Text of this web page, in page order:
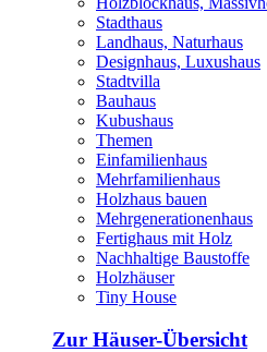
Stadthaus
Landhaus, Naturhaus
Designhaus, Luxushaus
Stadtvilla
Bauhaus
Kubushaus
Themen
Einfamilienhaus
Mehrfamilienhaus
Holzhaus bauen
Mehrgenerationenhaus
Fertighaus mit Holz
Nachhaltige Baustoffe
Holzhäuser
Tiny House
Zur Häuser-Übersicht